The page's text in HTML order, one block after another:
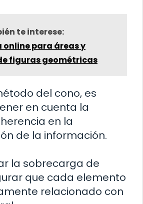
te interese:
para áreas y
figuras geométricas
del cono, es
en cuenta la
en la
de la información.
la sobrecarga de
que cada elemento
relacionado con